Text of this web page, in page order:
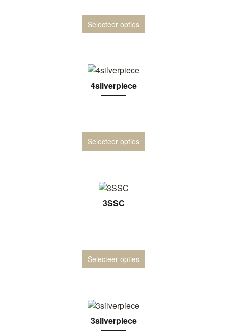
Selecteer opties
4silverpiece
Selecteer opties
3SSC
Selecteer opties
3silverpiece